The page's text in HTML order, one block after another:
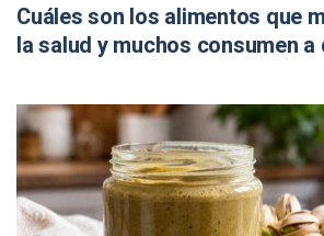
Cuáles son los alimentos que
la salud y muchos consumen a